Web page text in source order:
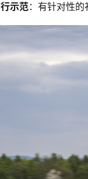
示范：有针对性